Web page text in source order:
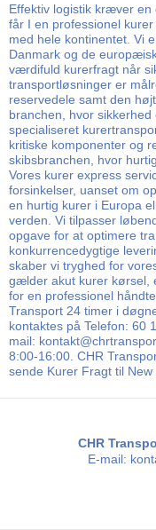
Effektiv logistik kræver en
får I en professionel
med hele kontinentet. Vi
Danmark og de
værdifuld kurerfragt når
transportløsninger er
reservedele samt den
branchen, hvor
specialiseret
kritiske komponenter og
skibsbranchen, hvor
Vores kurer express
forsinkelser, uanset om
en hurtig kurer i Europa
verden. Vi tilpasser
opgave for at optimere
konkurrencedygtige
skaber vi tryghed for
gælder akut kurer kørsel,
for en professionel
Transport 24 timer i
kontaktes på Telefon: 60
mail:
8:00-16:00. CHR
sende Kurer Fragt til New
CHR
E-mail: